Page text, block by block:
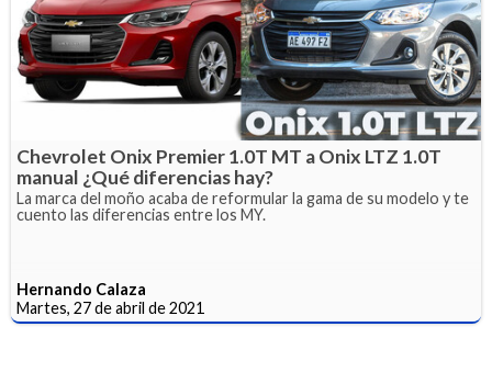
Chevrolet Onix Premier 1.0T MT a Onix LTZ 1.0T
manual ¿Qué diferencias hay?
La marca del moño acaba de reformular la gama de su modelo y te
cuento las diferencias entre los MY.
Hernando Calaza
Martes, 27 de abril de 2021